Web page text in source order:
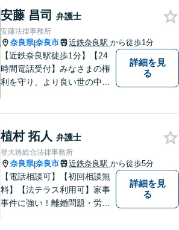
安藤 昌司 弁護士
安藤法律事務所
奈良県|奈良市 近鉄奈良駅 から徒歩1分
【近鉄奈良駅徒歩1分】【24
時間電話受付】みなさまの権
利を守り、より良い世の中に
ています。法律トラブルでお
悩みごとがありましたら、お
気軽にご相談ください。
詳細を見
る
植村 拓人 弁護士
登大路総合法律事務所
奈良県|奈良市 近鉄奈良駅 から徒歩5分
【電話相談可】【初回相談無
料】【法テラス利用可】家事
事件に強い！離婚問題・労働
詳細を見
る